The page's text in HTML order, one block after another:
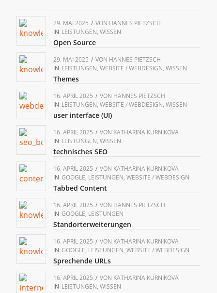
29. MAI 2025 / VON HANNES PIETZSCH
IN LEISTUNGEN, WISSEN
Open Source
29. MAI 2025 / VON HANNES PIETZSCH
IN LEISTUNGEN, WEBSITE / WEBDESIGN, WISSEN
Themes
16. APRIL 2025 / VON HANNES PIETZSCH
IN LEISTUNGEN, WEBSITE / WEBDESIGN, WISSEN
user interface (UI)
16. APRIL 2025 / VON KATHARINA KURNIKOVA
IN LEISTUNGEN, WISSEN
technisches SEO
16. APRIL 2025 / VON KATHARINA KURNIKOVA
IN GOOGLE, LEISTUNGEN, WEBSITE / WEBDESIGN
Tabbed Content
16. APRIL 2025 / VON HANNES PIETZSCH
IN GOOGLE, LEISTUNGEN
Standorterweiterungen
16. APRIL 2025 / VON KATHARINA KURNIKOVA
IN GOOGLE, LEISTUNGEN, WEBSITE / WEBDESIGN
Sprechende URLs
16. APRIL 2025 / VON KATHARINA KURNIKOVA
IN LEISTUNGEN, WISSEN